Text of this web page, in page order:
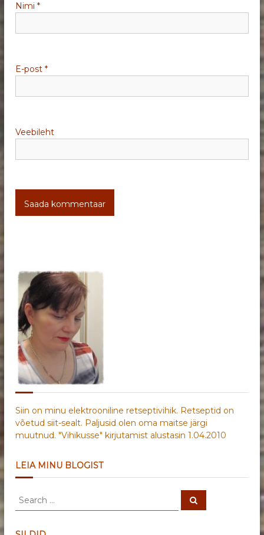
n
e
Nimi*
E-post*
Veebileht
Siin on minu elektrooniline retseptivihik. Retseptid on
võetud siit-sealt. Paljusid olen oma maitse järgi
muutnud. "Vihikusse" kirjutamist alustasin 1.04.2010
LEIA MINU BLOGIST
S
r
S